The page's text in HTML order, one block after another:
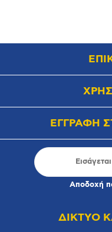
ΕΓΓΡΑΦΗ
Αποδοχή
ΔΙΚΤΥΟ